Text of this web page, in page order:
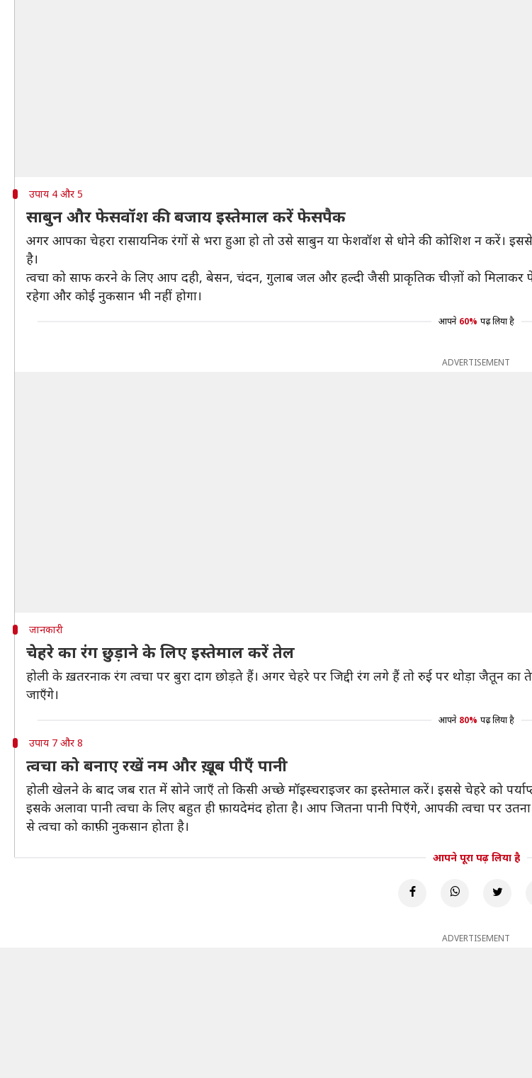
उपाय 4 और 5
साबुन और फेसवॉश की बजाय इस्तेमाल करें फेसपैक
अगर आपका चेहरा रासायनिक रंगों से भरा हुआ हो तो उसे साबुन या फेशवॉश से धोने की कोशिश न करें। इससे
है।
त्वचा को साफ करने के लिए आप दही, बेसन, चंदन, गुलाब जल और हल्दी जैसी प्राकृतिक चीज़ों को
रहेगा और कोई नुकसान भी नहीं होगा।
आपने 60% पढ़ लिया है
ADVERTISEMENT
जानकारी
चेहरे का रंग छुड़ाने के लिए इस्तेमाल करें तेल
होली के ख़तरनाक रंग त्वचा पर बुरा दाग छोड़ते हैं। अगर चेहरे पर जिद्दी रंग लगे हैं तो रुई पर थोड़ा जैतून
जाएँगे।
आपने 80% पढ़ लिया है
उपाय 7 और 8
त्वचा को बनाए रखें नम और ख़ूब पीएँ पानी
होली खेलने के बाद जब रात में सोने जाएँ तो किसी अच्छे मॉइस्चराइजर का इस्तेमाल करें। इससे चेहरे को
इसके अलावा पानी त्वचा के लिए बहुत ही फ़ायदेमंद होता है। आप जितना पानी पिएँगे, आपकी त्वचा पर
से त्वचा को काफ़ी नुकसान होता है।
आपने पूरा पढ़ लिया है
ADVERTISEMENT